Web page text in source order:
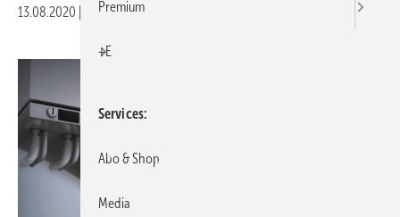
13.08.2020 Druckvorschau
Premium
+E
Services
Abo & Shop
Media